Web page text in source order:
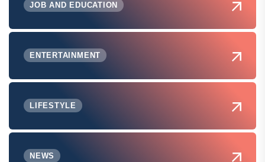
JOB AND EDUCATION
ENTERTAINMENT
LIFESTYLE
NEWS